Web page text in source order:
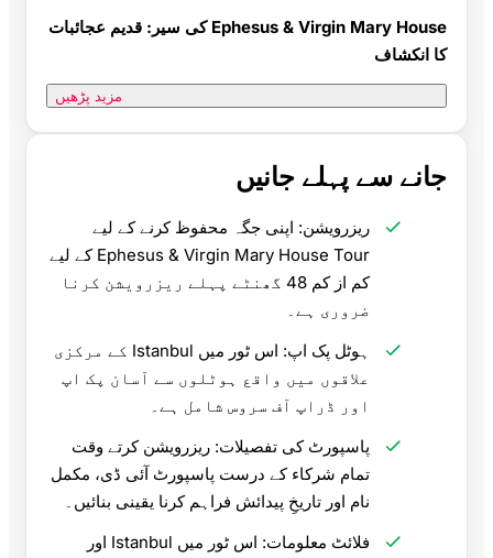
Ephesus & Virgin Mary House کی سیر: قدیم عجائبات
کا انکشاف
مزید پڑھیں
جانے سے پہلے جانیں
ریزرویشن: اپنی جگہ محفوظ کرنے کے لیے
Ephesus & Virgin Mary House Tour کے لیے
کم از کم 48 گھنٹے پہلے ریزرویشن کرنا
ضروری ہے۔
ہوٹل پک اپ: اس ٹور میں Istanbul کے مرکزی
علاقوں میں واقع ہوٹلوں سے آسان پک اپ
اور ڈراپ آف سروس شامل ہے۔
پاسپورٹ کی تفصیلات: ریزرویشن کرتے وقت
تمام شرکاء کے درست پاسپورٹ آئی ڈی، مکمل
نام اور تاریخِ پیدائش فراہم کرنا یقینی بنائیں۔
فلائٹ معلومات: اس ٹور میں Istanbul اور